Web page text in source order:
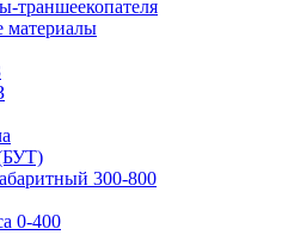
траншеекопателя
материалы
300-800
0-400